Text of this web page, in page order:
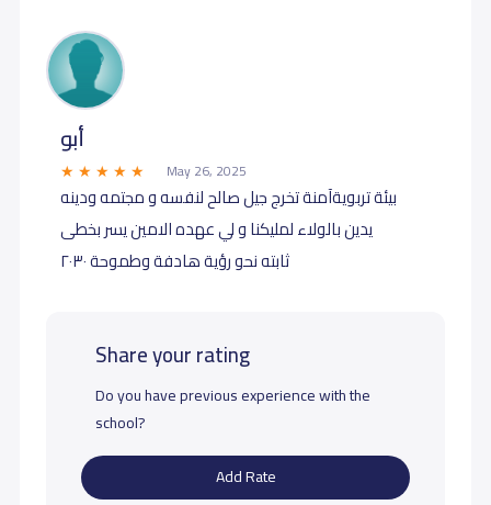
أبو
May 26, 2025
بيئة تربويةآمنة تخرج جيل صالح لنفسه و مجتمه ودينه
يدين بالولاء لمليكنا و لي عهده الامين يسر بخطى
ثابته نحو رؤية هادفة وطموحة ٢٠٣٠
Share your rating
Do you have previous experience with the
school?
Add Rate